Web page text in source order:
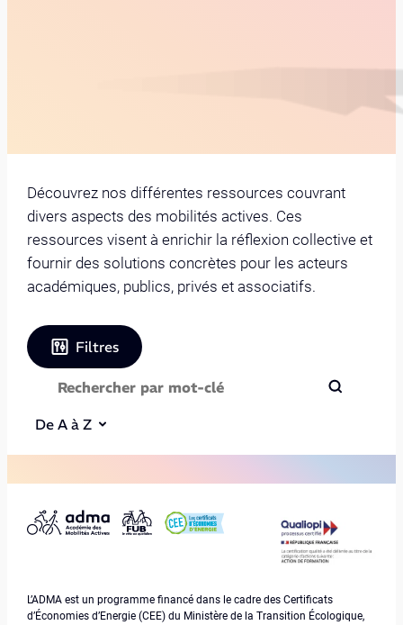
Découvrez nos différentes ressources couvrant
divers aspects des mobilités actives. Ces
ressources visent à enrichir la réflexion collective et
fournir des solutions concrètes pour les acteurs
académiques, publics, privés et associatifs.
Filtres
De A à Z
L’ADMA est un programme financé dans le cadre des Certificats
d’Économies d’Energie (CEE) du Ministère de la Transition Écologique,